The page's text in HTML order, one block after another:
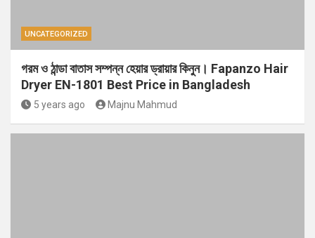
UNCATEGORIZED
গরম ও ঠান্ডা বাতাস সম্পন্ন হেয়ার ড্রায়ার কিনুন। Fapanzo Hair
Dryer EN-1801 Best Price in Bangladesh
5 years ago Majnu Mahmud